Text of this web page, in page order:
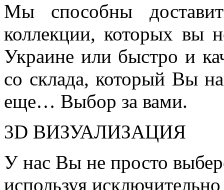
Мы способны
коллекции, которых вы
Украине или быстро и
со склада, который Вы
еще… Выбор за вами.
3D ВИЗУАЛИЗАЦИЯ
У нас Вы не просто
используя